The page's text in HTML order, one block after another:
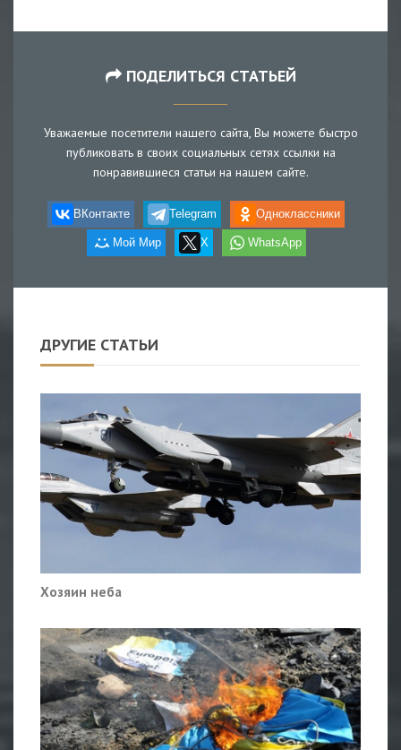
ПОДЕЛИТЬСЯ СТАТЬЕЙ
Уважаемые посетители нашего сайта, Вы можете быстро
публиковать в своих социальных сетях ссылки на
понравившиеся статьи на нашем сайте.
ВКонтакте Telegram Одноклассники
Мой Мир X WhatsApp
ДРУГИЕ СТАТЬИ
Хозяин неба